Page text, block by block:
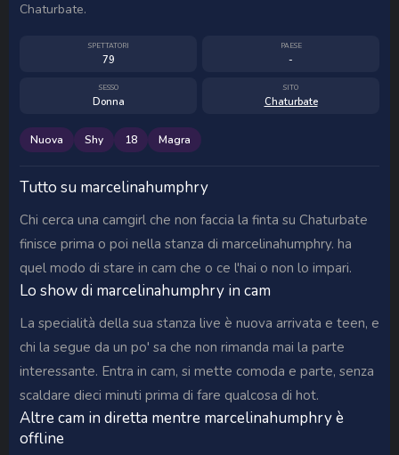
Chaturbate.
SPETTATORI
79
PAESE
-
SESSO
Donna
SITO
Chaturbate
Nuova Shy 18 Magra
Tutto su marcelinahumphry
Chi cerca una camgirl che non faccia la finta su Chaturbate
finisce prima o poi nella stanza di marcelinahumphry. ha
quel modo di stare in cam che o ce l'hai o non lo impari.
Lo show di marcelinahumphry in cam
La specialità della sua stanza live è nuova arrivata e teen, e
chi la segue da un po' sa che non rimanda mai la parte
interessante. Entra in cam, si mette comoda e parte, senza
scaldare dieci minuti prima di fare qualcosa di hot.
Altre cam in diretta mentre marcelinahumphry è
offline